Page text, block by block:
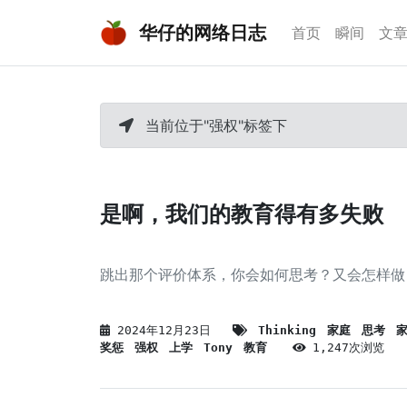
华仔的网络日志 首页 瞬间 文
当前位于"强权"标签下
是啊，我们的教育得有多失败
跳出那个评价体系，你会如何思考？又会怎样
2024年12月23日 Thinking 家庭 思考
奖惩
强权 上学 Tony 教育 1,247次浏览